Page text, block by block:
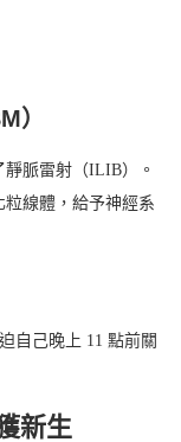
）
脈雷射（ILIB）。
線體，給予神經系
自己晚上 11 點前關
新生